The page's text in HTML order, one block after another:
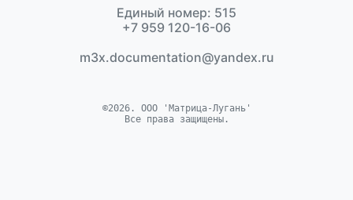
Единый номер: 515
+7 959 120-16-06
m3x.documentation@yandex.ru
©2026. ООО 'Матрица-Лугань'
Все права защищены.